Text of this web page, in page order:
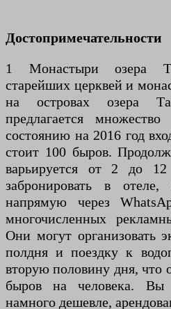
Достопримечательности
1 Монастыри озера
старейших церквей и
на островах озера
предлагается
состоянию на 2016 год
стоит 100 быров.
варьируется от 2 до
забронировать в
напрямую через
многочисленных
Они могут организовать
полдня и поездку к
вторую половину дня, что
быров на человека. Вы
намного дешевле,